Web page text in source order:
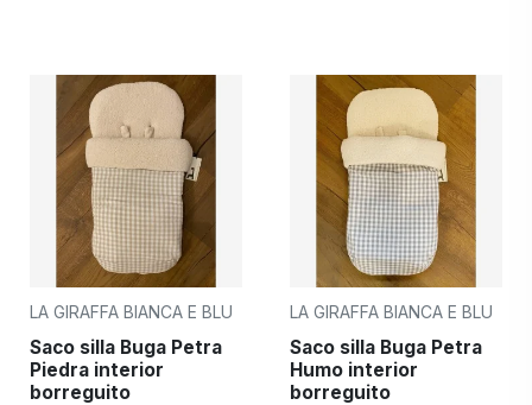
LA GIRAFFA BIANCA E BLU
Saco silla Buga Petra
Piedra interior
borreguito
LA GIRAFFA BIANCA E BLU
Saco silla Buga Petra
Humo interior
borreguito